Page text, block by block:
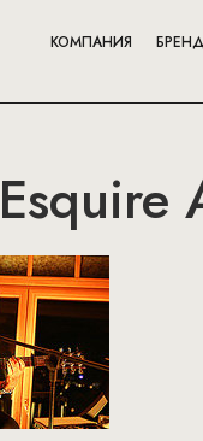
КОМПАНИЯ